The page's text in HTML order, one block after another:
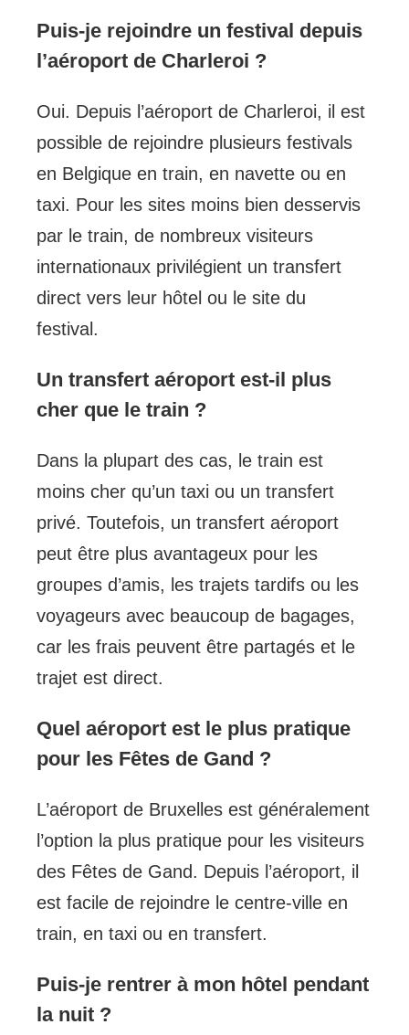
Puis-je rejoindre un festival depuis
l’aéroport de Charleroi ?
Oui. Depuis l’aéroport de Charleroi, il est
possible de rejoindre plusieurs festivals
en Belgique en train, en navette ou en
taxi. Pour les sites moins bien desservis
par le train, de nombreux visiteurs
internationaux privilégient un transfert
direct vers leur hôtel ou le site du
festival.
Un transfert aéroport est-il plus
cher que le train ?
Dans la plupart des cas, le train est
moins cher qu’un taxi ou un transfert
privé. Toutefois, un transfert aéroport
peut être plus avantageux pour les
groupes d’amis, les trajets tardifs ou les
voyageurs avec beaucoup de bagages,
car les frais peuvent être partagés et le
trajet est direct.
Quel aéroport est le plus pratique
pour les Fêtes de Gand ?
L’aéroport de Bruxelles est généralement
l’option la plus pratique pour les visiteurs
des Fêtes de Gand. Depuis l’aéroport, il
est facile de rejoindre le centre-ville en
train, en taxi ou en transfert.
Puis-je rentrer à mon hôtel pendant
la nuit ?